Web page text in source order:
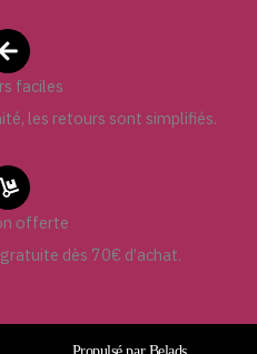
faciles
les retours sont simplifiés.
offerte
dès 70€ d’achat.